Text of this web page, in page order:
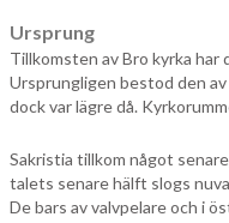
Ursprung
Tillkomsten av Bro kyrka
Ursprungligen bestod den
dock var lägre då.
Sakristia tillkom något
talets senare hälft slogs
De bars av valvpelare och i